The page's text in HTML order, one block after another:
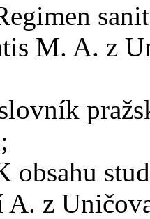
M. A. z
obsahu
A. z